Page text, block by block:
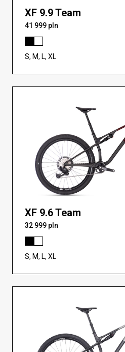
XF 9.9 Team
41 999 pln
S, M, L, XL
XF 9.6 Team
32 999 pln
S, M, L, XL